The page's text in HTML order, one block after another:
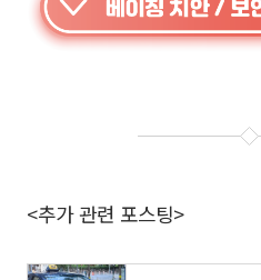
<추가 관련 포스팅>